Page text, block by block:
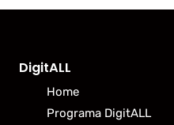
DigitALL
Home
Programa DigitALL